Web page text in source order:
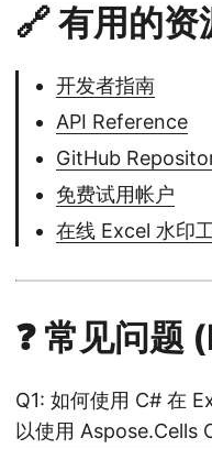
🔗 有用的资
开发者指南
API Reference
GitHub
免费试用帐户
在线 Excel 水印
❓ 常见问题
Q1: 如何使用 C# 在
以使用 Aspose.Cells